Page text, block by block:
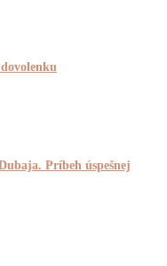
Príbeh úspešnej